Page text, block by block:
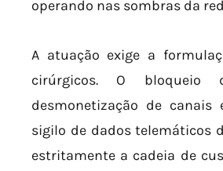
operando nas sombras da
A atuação exige a
cirúrgicos. O
desmonetização de
sigilo de dados telemáticos
estritamente a cadeia de